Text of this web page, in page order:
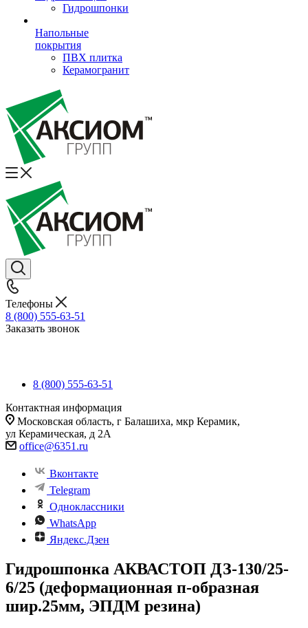
Гидрошпонки
Напольные
покрытия
ПВХ плитка
Керамогранит
Телефоны
8 (800) 555-63-51
Заказать звонок
8 (800) 555-63-51
Контактная информация
Московская область, г Балашиха, мкр Керамик,
ул Керамическая, д 2А
office@6351.ru
Вконтакте
Telegram
Одноклассники
WhatsApp
Яндекс.Дзен
Гидрошпонка АКВАСТОП ДЗ-130/25-
6/25 (деформационная п-образная
шир.25мм, ЭПДМ резина)